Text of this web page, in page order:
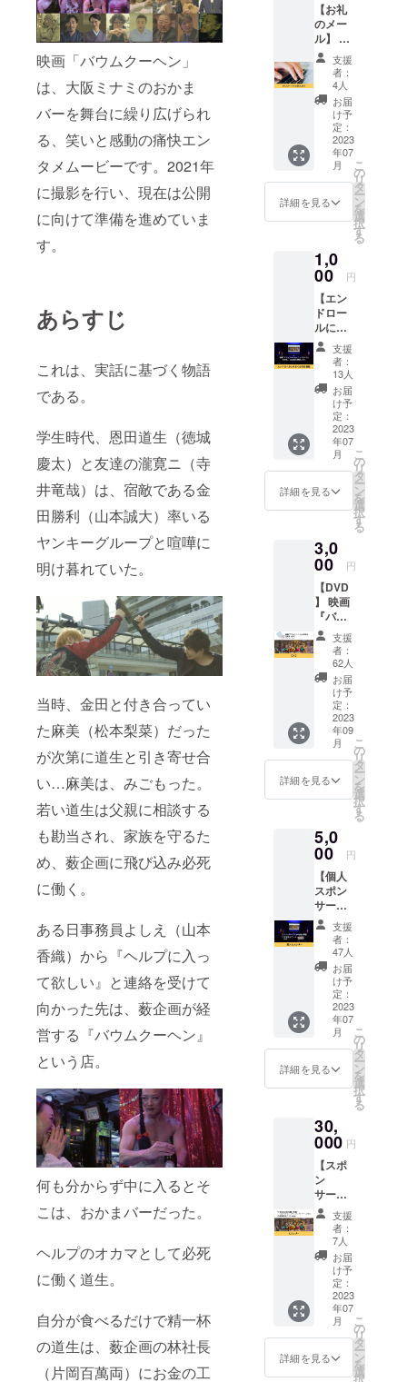
映画「バウムクーヘン」
は、大阪ミナミのおかま
バーを舞台に繰り広げられ
る、笑いと感動の痛快エン
タメムービーです。2021年
に撮影を行い、現在は公開
に向けて準備を進めていま
す。
あらすじ
これは、実話に基づく物語
である。
学生時代、恩田道生（徳城
慶太）と友達の瀧寛ニ（寺
井竜哉）は、宿敵である金
田勝利（山本誠大）率いる
ヤンキーグループと喧嘩に
明け暮れていた。
当時、金田と付き合ってい
た麻美（松本梨菜）だった
が次第に道生と引き寄せ合
い…麻美は、みごもった。
若い道生は父親に相談する
も勘当され、家族を守るた
め、薮企画に飛び込み必死
に働く。
ある日事務員よしえ（山本
香織）から『ヘルプに入っ
て欲しい』と連絡を受けて
向かった先は、薮企画が経
営する『バウムクーヘン』
という店。
何も分からず中に入るとそ
こは、おかまバーだった。
ヘルプのオカマとして必死
に働く道生。
自分が食べるだけで精一杯
の道生は、薮企画の林社長
（片岡百萬両）にお金の工
【お礼
のメー
ル】 こ
のプロ
ジェク
トをた
だただ
応援し
たい人
向けの
リター
ンで
す。 株
式会社
PRUNN
ING代表
役・八
尾満か
ら熱い
お礼の
メール
をお送
りさせ
ていた
だきま
す。 な
お、支
援時に
上乗せ
支援が
可能で
す。 応
援の気
歓迎で
す！
支援
者：
4人
お届
け予
定：
2023
年07
月
詳細を見る
こ
の
リ
タ
ー
ン
を
選
択
す
る
1,0
00 円
【エン
ドロー
ルに小
さくお
名前掲
載】 映
画『バ
ウム
クーヘ
ン』の
エンド
ロール
に、支
援者と
してあ
を掲載
しま
す！ 映
画館の
大きな
スク
リーン
にあな
たのお
名前が
流れま
す。 お
友だち
と一緒
に観に
来てく
ださい
前を備
考欄に
くださ
い。 ※
ニック
ネーム
での掲
載も可
能で
す。 ※
掲載サ
イズは
通常サ
イズよ
りも小
さめと
支援
者：
13人
お届
け予
定：
2023
年07
月
詳細を見る
こ
の
リ
タ
ー
ン
を
選
択
す
る
3,0
00 円
【DVD
】 映画
『バウ
ムクー
ヘン』
のDVD
をお送
りしま
す！ お
家でい
つで
も、何
度でも
ご覧い
ただけ
みのお
値段で
す。
支援
者：
62人
お届
け予
定：
2023
年09
月
詳細を見る
こ
の
リ
タ
ー
ン
を
選
択
す
る
5,0
00 円
【個人
スポン
サー】
映画
『バウ
ムクー
ヘン』
の個人
スポン
サーに
なれる
権利で
す。 ①
エンド
ロール
載しま
す。 ②
大阪府
で開催
する試
写会の
チケッ
トをお
送りし
ます。
※エンド
ロール
に掲載
するお
名前を
備考欄
にご記
支援
者：
47人
お届
け予
定：
2023
年07
月
詳細を見る
こ
の
リ
タ
ー
ン
を
選
択
す
る
30,
000 円
【スポ
ン
サー】
映画
『バウ
ムクー
ヘン』
のスポ
ンサー
になれ
る権利
です。
①以下
のもの
にあな
支援
者：
7人
お届
け予
定：
2023
年07
月
詳細を見る
こ
の
リ
タ
ー
ン
を
選